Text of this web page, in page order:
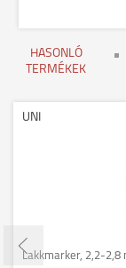
HASONLÓ
TERMÉKEK
UNI
Lakkmarker, 2,2-2,8